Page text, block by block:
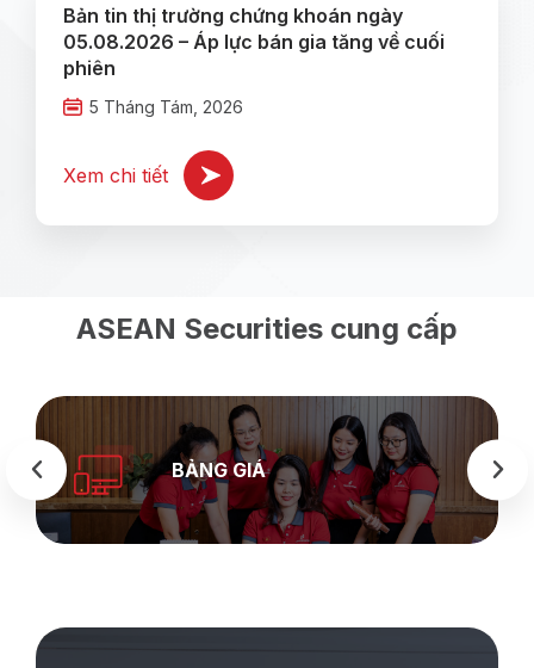
Bản tin thị trường chứng khoán ngày
05.08.2026 – Áp lực bán gia tăng về cuối
phiên
5 Tháng Tám, 2026
Xem chi tiết
ASEAN Securities cung cấp
BẢNG GIÁ